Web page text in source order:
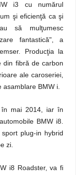
i3 cu numărul
şi eficienţă ca şi
să mulţumesc
fantastică", a
Producţia la
din fibră de carbon
ale caroseriei,
BMW i.
mai 2014, iar în
BMW i8.
plug-in hybrid
zi.
i8 Roadster, va fi